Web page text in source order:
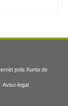
pola Xunta de
Aviso legal